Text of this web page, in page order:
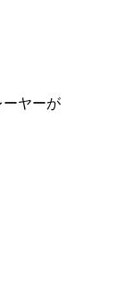
ーヤーが